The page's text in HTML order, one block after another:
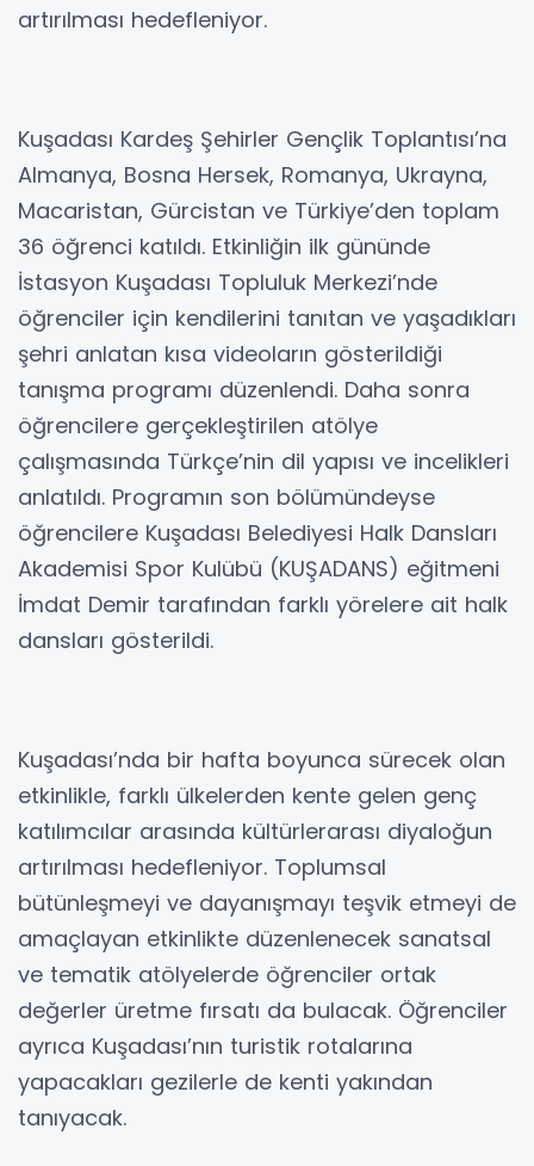
artırılması hedefleniyor.
Kuşadası Kardeş Şehirler Gençlik Toplantısı’na
Almanya, Bosna Hersek, Romanya, Ukrayna,
Macaristan, Gürcistan ve Türkiye’den toplam
36 öğrenci katıldı. Etkinliğin ilk gününde
İstasyon Kuşadası Topluluk Merkezi’nde
öğrenciler için kendilerini tanıtan ve yaşadıkları
şehri anlatan kısa videoların gösterildiği
tanışma programı düzenlendi. Daha sonra
öğrencilere gerçekleştirilen atölye
çalışmasında Türkçe’nin dil yapısı ve incelikleri
anlatıldı. Programın son bölümündeyse
öğrencilere Kuşadası Belediyesi Halk Dansları
Akademisi Spor Kulübü (KUŞADANS) eğitmeni
İmdat Demir tarafından farklı yörelere ait halk
dansları gösterildi.
Kuşadası’nda bir hafta boyunca sürecek olan
etkinlikle, farklı ülkelerden kente gelen genç
katılımcılar arasında kültürlerarası diyaloğun
artırılması hedefleniyor. Toplumsal
bütünleşmeyi ve dayanışmayı teşvik etmeyi de
amaçlayan etkinlikte düzenlenecek sanatsal
ve tematik atölyelerde öğrenciler ortak
değerler üretme fırsatı da bulacak. Öğrenciler
ayrıca Kuşadası’nın turistik rotalarına
yapacakları gezilerle de kenti yakından
tanıyacak.